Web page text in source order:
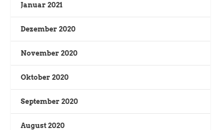
Januar 2021
Dezember 2020
November 2020
Oktober 2020
September 2020
August 2020